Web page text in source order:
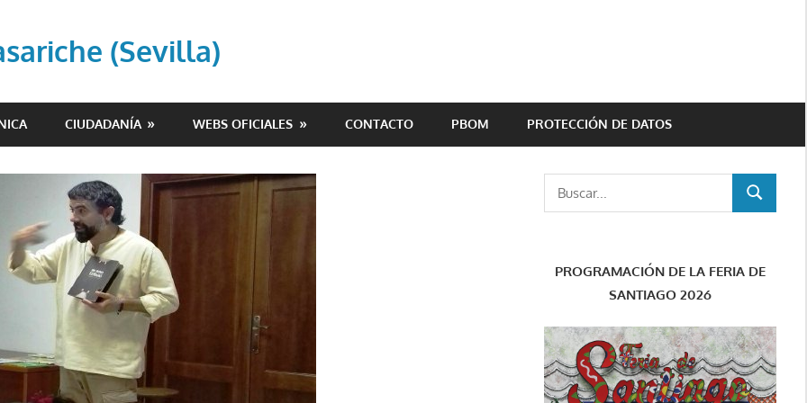
(Sevilla)
CIUDADANÍA WEBS OFICIALES CONTACTO PBOM PROTECCIÓN DE DATOS
BUSCAR
PROGRAMACIÓN DE LA FERIA DE
SANTIAGO 2026